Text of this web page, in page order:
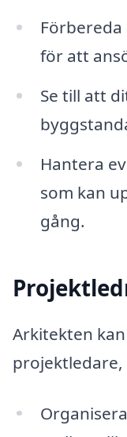
för att
Se till att
Hantera
som kan
gång.
Arkitekten